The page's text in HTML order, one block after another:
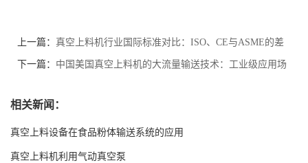
上一篇： 真空上料机行业国际标准对比：ISO、CE与ASME的差
异解析
下一篇： 中国美国真空上料机的大流量输送技术：工业级应用场
相关新闻：
真空上料设备在食品粉体输送系统的应用
真空上料机利用气动真空泵